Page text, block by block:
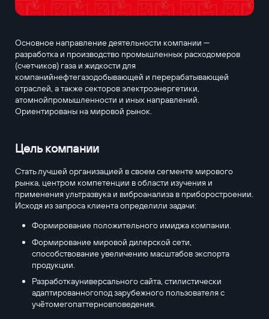
Основное направление деятельности компании —
разработка и производство промышленных расходомеров
(счетчиков) газа и жидкости для
компанийнефтегазодобывающей и перерабатывающей
отраслей, а также секторов электроэнергетики,
атомнойпромышленности и иных направлений.
Ориентированы на мировой рынок.
Цель компании
Стать лучшей организацией в своем сегменте мирового
рынка, центром компетенции в области изучения и
применения ультразвука и виброанализа в приборостроении.
Исходя из запроса клиента определили задачи:
Формирование положительного имиджа компании.
Формирование мировой дилерской сети,
способствование увеличению масштабов экспорта
продукции.
Разработкауниверсального сайта, стилистически
адаптированногопод зарубежного пользователя с
учётомегопаттерновповедения.